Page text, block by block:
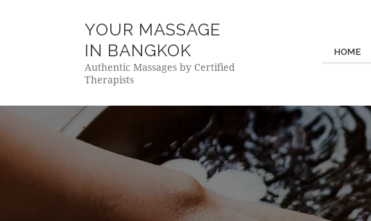
YOUR MASSAGE
IN BANGKOK
Authentic Massages by Certified
Therapists
HOME